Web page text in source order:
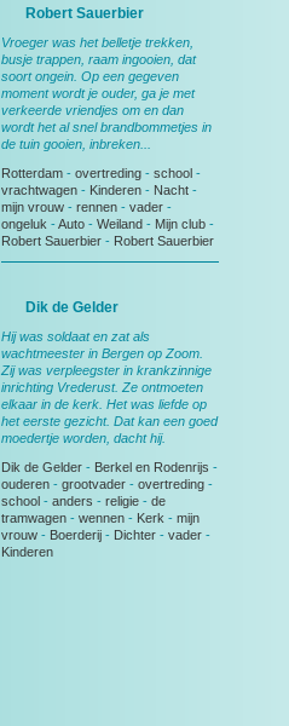
Robert Sauerbier
Vroeger was het belletje trekken,
busje trappen, raam ingooien, dat
soort ongein. Op een gegeven
moment wordt je ouder, ga je met
verkeerde vriendjes om en dan
wordt het al snel brandbommetjes in
de tuin gooien, inbreken...
Rotterdam - overtreding - school -
vrachtwagen - Kinderen - Nacht -
mijn vrouw - rennen - vader -
ongeluk -Auto - Weiland - Mijn club -
Robert Sauerbier - Robert Sauerbier
Dik de Gelder
Hij was soldaat en zat als
wachtmeester in Bergen op Zoom.
Zij was verpleegster in krankzinnige
inrichting Vrederust. Ze ontmoeten
elkaar in de kerk. Het was liefde op
het eerste gezicht. Dat kan een goed
moedertje worden, dacht hij.
Dik de Gelder - Berkel en Rodenrijs -
ouderen - grootvader - overtreding -
school - anders - religie - de
tramwagen - wennen - Kerk - mijn
vrouw - Boerderij - Dichter - vader -
Kinderen